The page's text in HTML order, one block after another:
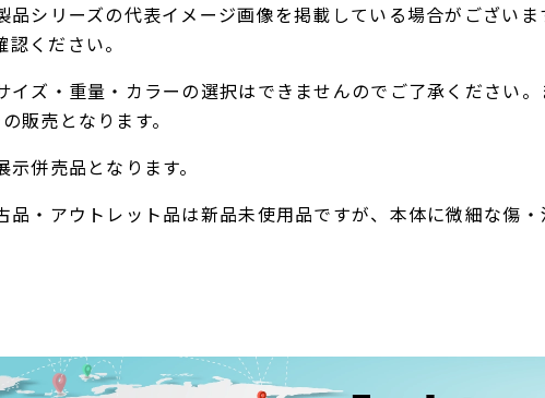
シリーズの代表イメージ画像を掲載している場合がござい
ください。
ズ・重量・カラーの選択はできませんのでご了承ください
販売となります。
併売品となります。
・アウトレット品は新品未使用品ですが、本体に微細な傷